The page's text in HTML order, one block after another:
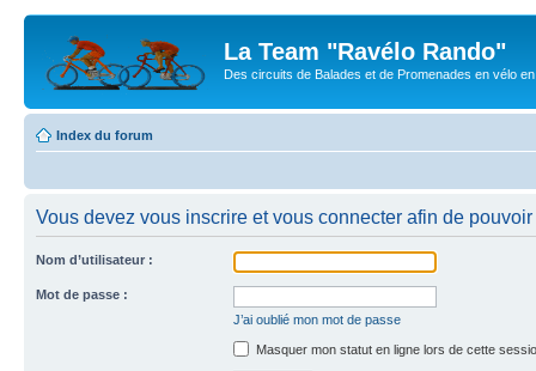
La Team "Ravélo Rando"
Des circuits de Balades et de Promenades en vélo
Index du forum
Vous devez vous inscrire et vous connecter afin de
Nom d’utilisateur :
Mot de passe :
J’ai oublié mon mot de passe
Masquer mon statut en ligne lors de cette